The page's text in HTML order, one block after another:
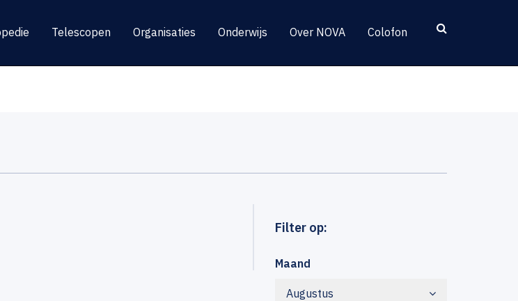
Telescopen Organisaties Onderwijs Over NOVA Colofon
Filter op:
Maand
Augustus